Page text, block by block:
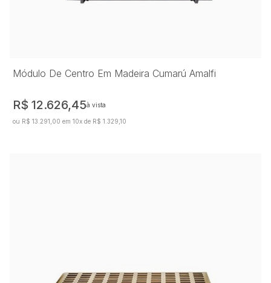
Módulo De Centro Em Madeira Cumarú Amalfi
R$ 12.626,45à vista
ou R$ 13.291,00 em 10x de R$ 1.329,10